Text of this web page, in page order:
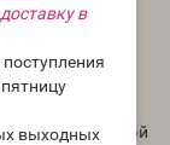
в
выходных
шампуни,
для натуральной